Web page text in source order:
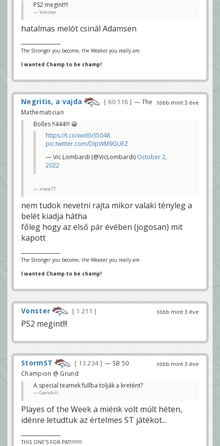
PS2 megint!!!
Vonster
hatalmas melót csinál Adamsen
The Stronger you become, the Weaker you really are.
I wanted Champ to be champ!
több mint 3 éve
Negritis, a vajda 60 116
— The
Mathematician
Bolles !!444!!! 😀
https://t.co/wx65iS5048
pic.twitter.com/DIpWM9GUEZ
— Vic Lombardi (@VicLombardi) October 2,
2022
xrace77
nem tudok nevetni rajta mikor valaki tényleg a
belét kiadja hátha
főleg hogy az első pár évében (jogosan) mit
kapott
The Stronger you become, the Weaker you really are.
I wanted Champ to be champ!
több mint 3 éve
Vonster 1 211
PS2 megint!!!
több mint 3 éve
StormST 13 234
— SB 50
Champion @ Grund
A special teamek fullba tolják a kretént?
Gerichill
Playes of the Week a miénk volt múlt héten,
idénre letudtuk az értelmes ST játékot...
THIS ONE'S FOR PAT!!!!!!!!